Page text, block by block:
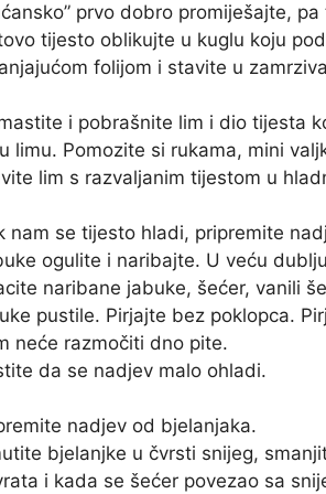
prvo dobro promiješajte,
tijesto oblikujte u kuglu koju
folijom i stavite u
i pobrašnite lim i dio tijesta
limu. Pomozite si rukama, mini
lim s razvaljanim tijestom u
nam se tijesto hladi, pripremite
ogulite i naribajte. U veću
naribane jabuke, šećer, vanili
pustile. Pirjajte bez poklopca.
neće razmočiti dno pite.
da se nadjev malo ohladi.
nadjev od bjelanjaka.
bjelanjke u čvrsti snijeg,
i kada se šećer povezao sa